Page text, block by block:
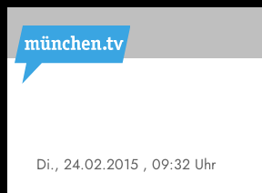
Di., 24.02.2015 , 09:32 Uhr